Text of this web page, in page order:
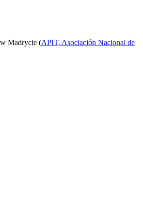
Madrycie (APIT, Asociación Nacional de